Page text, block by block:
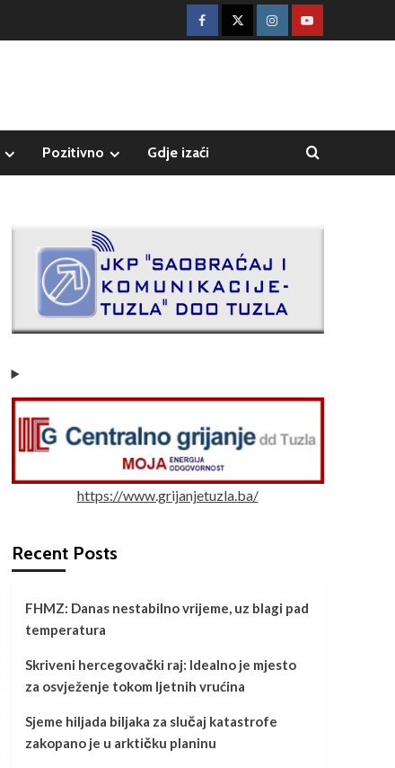
Pozitivno Gdje izaći
https://www.grijanjetuzla.ba/
Recent Posts
FHMZ: Danas nestabilno vrijeme, uz blagi pad
temperatura
Skriveni hercegovački raj: Idealno je mjesto
za osvježenje tokom ljetnih vrućina
Sjeme hiljada biljaka za slučaj katastrofe
zakopano je u arktičku planinu